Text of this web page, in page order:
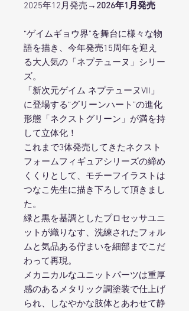
2025年12月発売→ 2026年1月発売
“ゲイムギョウ界”を舞台に様々な物
語を描き、今年発売15周年を迎え
る大人気の「ネプテューヌ」シリー
ズ。
「新次元ゲイム ネプテューヌVII」
に登場する“グリーンハート”の進化
形態「ネクストグリーン」が満を持
して立体化！
これまで3体発売してきたネクスト
フォームフィギュアシリーズの締め
くくりとして、モチーフイラストは
つなこ先生に描き下ろして頂きまし
た。
緑と黒を基調としたプロセッサユニ
ットが織りなす、洗練されたフォル
ムと気品ある佇まいを細部までこだ
わって再現。
メカニカルなユニットパーツは重厚
感のあるメタリック調塗装で仕上げ
られ、しなやかな肢体とあわせて静